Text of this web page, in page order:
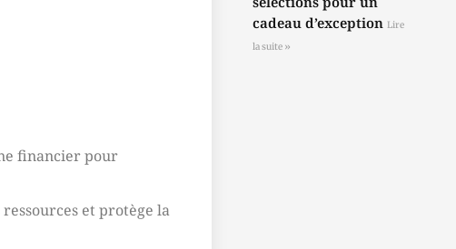
financier pour
et protège la
cadeau d’exceptionLire
la suite »